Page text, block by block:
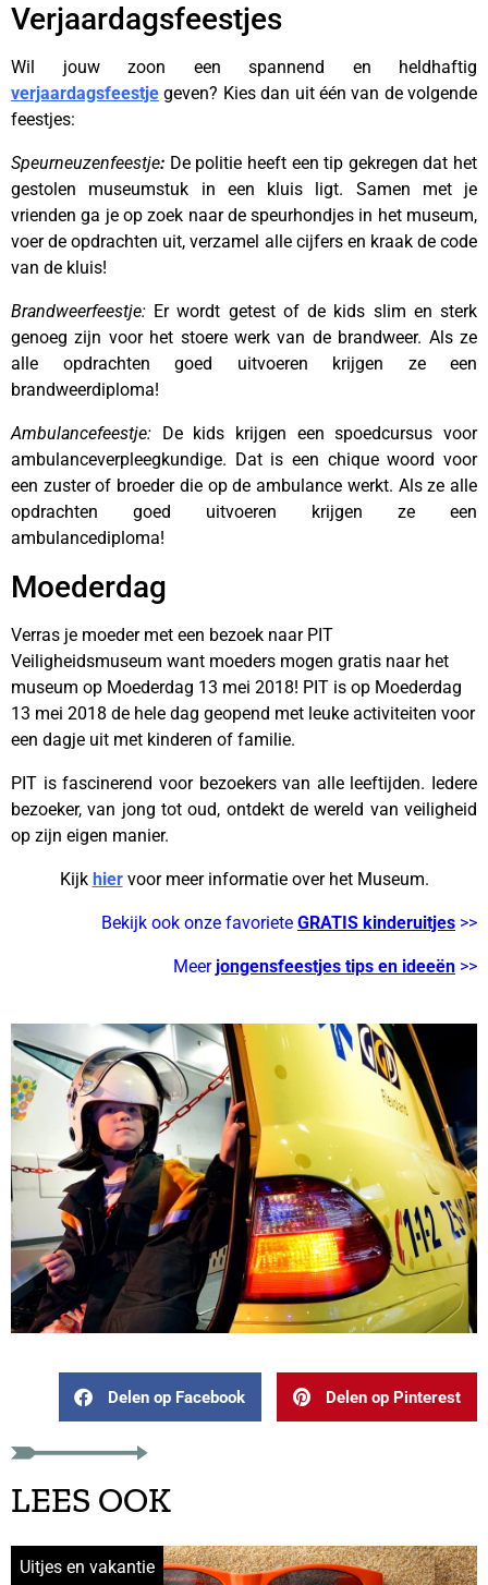
Verjaardagsfeestjes
Wil jouw zoon een spannend en heldhaftig
verjaardagsfeestje geven? Kies dan uit één van de volgende
feestjes:
Speurneuzenfeestje: De politie heeft een tip gekregen dat het
gestolen museumstuk in een kluis ligt. Samen met je
vrienden ga je op zoek naar de speurhondjes in het museum,
voer de opdrachten uit, verzamel alle cijfers en kraak de code
van de kluis!
Brandweerfeestje: Er wordt getest of de kids slim en sterk
genoeg zijn voor het stoere werk van de brandweer. Als ze
alle opdrachten goed uitvoeren krijgen ze een
brandweerdiploma!
Ambulancefeestje: De kids krijgen een spoedcursus voor
ambulanceverpleegkundige. Dat is een chique woord voor
een zuster of broeder die op de ambulance werkt. Als ze alle
opdrachten goed uitvoeren krijgen ze een
ambulancediploma!
Moederdag
Verras je moeder met een bezoek naar PIT
Veiligheidsmuseum want moeders mogen gratis naar het
museum op Moederdag 13 mei 2018! PIT is op Moederdag
13 mei 2018 de hele dag geopend met leuke activiteiten voor
een dagje uit met kinderen of familie.
PIT is fascinerend voor bezoekers van alle leeftijden. Iedere
bezoeker, van jong tot oud, ontdekt de wereld van veiligheid
op zijn eigen manier.
Kijk hiervoor meer informatie over het Museum.
Bekijk ook onze favoriete GRATIS kinderuitjes >>
Meer jongensfeestjes tips en ideeën >>
Delen op Facebook Delen op Pinterest
LEES OOK
Uitjes en vakantie